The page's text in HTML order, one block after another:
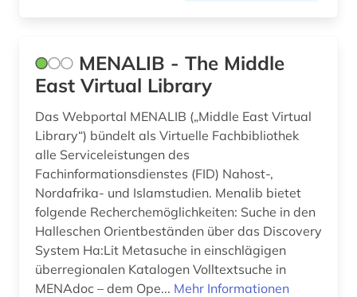
MENALIB - The Middle
East Virtual Library
Das Webportal MENALIB („Middle East Virtual
Library“) bündelt als Virtuelle Fachbibliothek
alle Serviceleistungen des
Fachinformationsdienstes (FID) Nahost-,
Nordafrika- und Islamstudien. Menalib bietet
folgende Recherchemöglichkeiten: Suche in den
Halleschen Orientbeständen über das Discovery
System Ha:Lit Metasuche in einschlägigen
überregionalen Katalogen Volltextsuche in
MENAdoc – dem Ope... Mehr Informationen